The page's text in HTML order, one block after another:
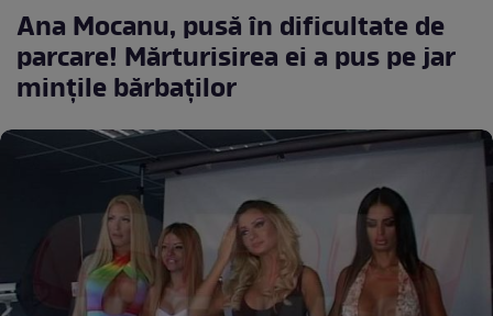
Ana Mocanu, pusă în dificultate de
parcare! Mărturisirea ei a pus pe jar
minţile bărbaţilor